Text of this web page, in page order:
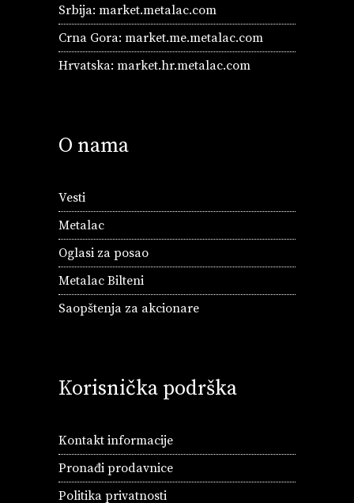
Srbija: market.metalac.com
Crna Gora: market.me.metalac.com
Hrvatska: market.hr.metalac.com
O nama
Vesti
Metalac
Oglasi za posao
Metalac Bilteni
Saopštenja za akcionare
Korisnička podrška
Kontakt informacije
Pronađi prodavnice
Politika privatnosti